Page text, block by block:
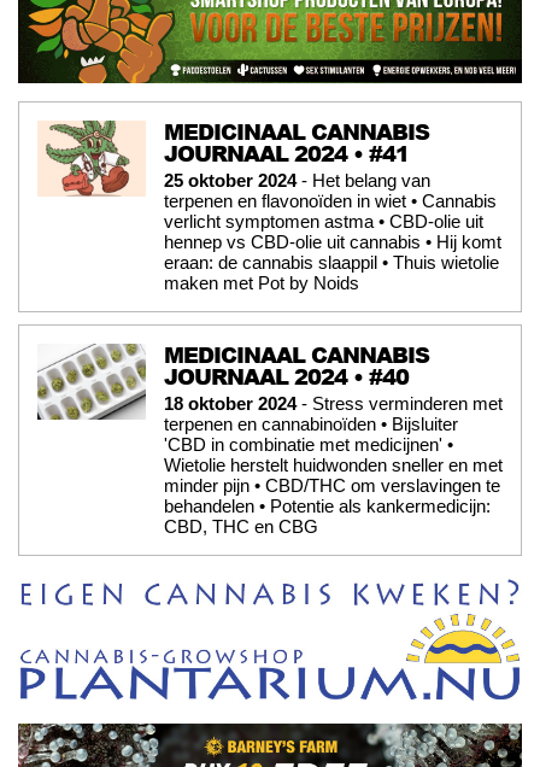
MEDICINAAL CANNABIS
JOURNAAL 2024 • #41
25 oktober 2024- Het belang van
terpenen en flavonoïden in wiet • Cannabis
verlicht symptomen astma • CBD-olie uit
hennep vs CBD-olie uit cannabis • Hij komt
eraan: de cannabis slaappil • Thuis wietolie
maken met Pot by Noids
MEDICINAAL CANNABIS
JOURNAAL 2024 • #40
18 oktober 2024- Stress verminderen met
terpenen en cannabinoïden • Bijsluiter
'CBD in combinatie met medicijnen' •
Wietolie herstelt huidwonden sneller en met
minder pijn • CBD/THC om verslavingen te
behandelen • Potentie als kankermedicijn:
CBD, THC en CBG